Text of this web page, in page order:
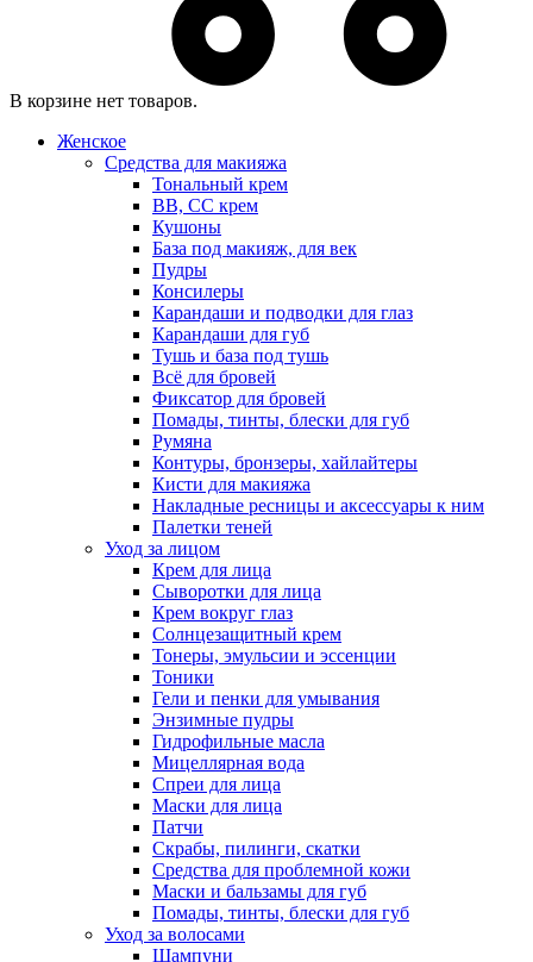
В корзине нет товаров.
Женское
Средства для макияжа
Тональный крем
BB, CC крем
Кушоны
База под макияж, для век
Пудры
Консилеры
Карандаши и подводки для глаз
Карандаши для губ
Тушь и база под тушь
Всё для бровей
Фиксатор для бровей
Помады, тинты, блески для губ
Румяна
Контуры, бронзеры, хайлайтеры
Кисти для макияжа
Накладные ресницы и аксессуары к ним
Палетки теней
Уход за лицом
Крем для лица
Сыворотки для лица
Крем вокруг глаз
Солнцезащитный крем
Тонеры, эмульсии и эссенции
Тоники
Гели и пенки для умывания
Энзимные пудры
Гидрофильные масла
Мицеллярная вода
Спреи для лица
Маски для лица
Патчи
Скрабы, пилинги, скатки
Средства для проблемной кожи
Маски и бальзамы для губ
Помады, тинты, блески для губ
Уход за волосами
Шампуни